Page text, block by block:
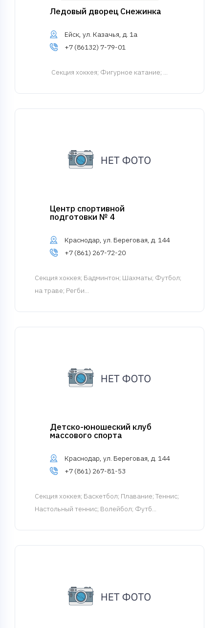
Ледовый дворец Снежинка
Ейск, ул. Казачья, д. 1а
+7 (86132) 7-79-01
Cекция хоккея; Фигурное катание; ...
Центр спортивной
подготовки № 4
Краснодар, ул. Береговая, д. 144
+7 (861) 267-72-20
Cекция хоккея; Бадминтон; Шахматы; Футбол;
на траве; Регби...
Детско-юношеский клуб
массового спорта
Краснодар, ул. Береговая, д. 144
+7 (861) 267-81-53
Cекция хоккея; Баскетбол; Плавание; Теннис;
Настольный теннис; Волейбол; Футб...